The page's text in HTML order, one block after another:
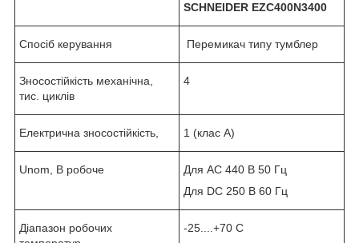
SCHNEIDER EZC400N3400
Спосіб керування Перемикач типу тумблер
Зносостійкість механічна,
тис. циклів
4
Електрична зносостійкість, 1 (клас А)
Unom, B робоче
Для АС 440 В 50 Гц
Для DC 250 В 60 Гц
Діапазон робочих
-25....+70 С